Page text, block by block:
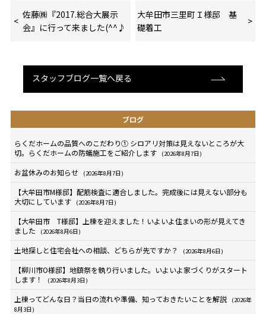
佐藤㈱『2017.総合大展示
会』に行って来ました(^^♪
大牟田市三里町Ｉ様邸 基
礎着工
スタッフブログ一覧へ戻る
ブログ
らくだホームの品質へのこだわり① シロアリ対策は見えないところが大
切。らくだホームの防蟻施工をご紹介します
(2026年8月7日)
お盆休みのお知らせ (2026年8月7日)
【大牟田市M様邸】配筋検査に適合しました。完成後には見えない部分も
大切にしています
(2026年8月7日)
【大牟田市 T様邸】上棟を迎えました！いよいよ住まいの形が見えてき
ました
(2026年8月6日)
土地探しと住宅会社への相談、どちらが先ですか？ (2026年8月6日)
【柳川市O様邸】地鎮祭を執り行いました。いよいよ家づくりがスタート
します！
(2026年8月3日)
上棟ってどんな日？当日の流れや準備、知っておきたいことを解説
(2026年
8月3日)